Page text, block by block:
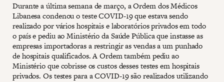
Durante a última semana de março, a Ordem dos Médicos
Libanesa condenou o teste COVID-19 que estava sendo
realizado por vários hospitais e laboratórios privados em todo
o país e pediu ao Ministério da Saúde Pública que instasse as
empresas importadoras a restringir as vendas a um punhado
de hospitais qualificados. A Ordem também pediu ao
Ministério que cobrisse os custos desses testes em hospitais
privados. Os testes para a COVID-19 são realizados utilizando